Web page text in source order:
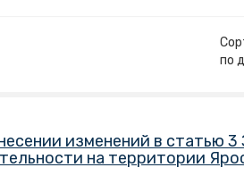
по
изменений в статью 3
на территории